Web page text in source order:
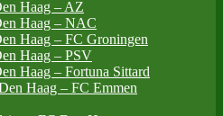
Haag – AZ
Haag – NAC
Haag – FC Groningen
Haag – PSV
Haag – Fortuna Sittard
Haag – FC Emmen